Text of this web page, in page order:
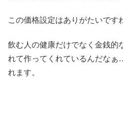
この価格設定はありがたいです
飲む人の健康だけでなく金銭的
れて作ってくれているんだなぁ
れます。